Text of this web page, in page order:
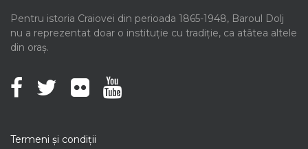
Pentru istoria Craiovei din perioada 1865-1948, Baroul Dolj
nu a reprezentat doar o instituție cu tradiție, ca atâtea altele
din oraș.
Termeni şi condiţii